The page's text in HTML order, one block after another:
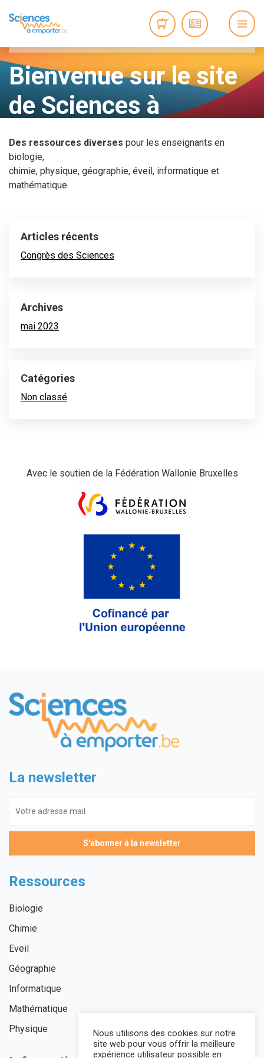
Accueil»Slideshow
Bienvenue sur le site de Sciences
Bienvenue sur le site
de Sciences à
emporter
Des ressources diverses pour les enseignants en
biologie,
chimie, physique, géographie, éveil, informatique et
mathématique.
Articles récents
Congrès des Sciences
Archives
mai 2023
Catégories
Non classé
Avec le soutien de la Fédération Wallonie Bruxelles
La newsletter
Ressources
Biologie
Chimie
Eveil
Géographie
Informatique
Mathématique
Physique
Nous utilisons des cookies sur notre
site web pour vous offrir la meilleure
expérience utilisateur possible en